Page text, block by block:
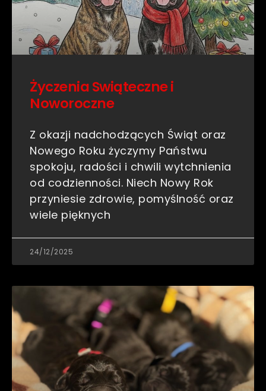
Życzenia Swiąteczne i
Noworoczne
Z okazji nadchodzących Świąt oraz
Nowego Roku życzymy Państwu
spokoju, radości i chwili wytchnienia
od codzienności. Niech Nowy Rok
przyniesie zdrowie, pomyślność oraz
wiele pięknych
24/12/2025